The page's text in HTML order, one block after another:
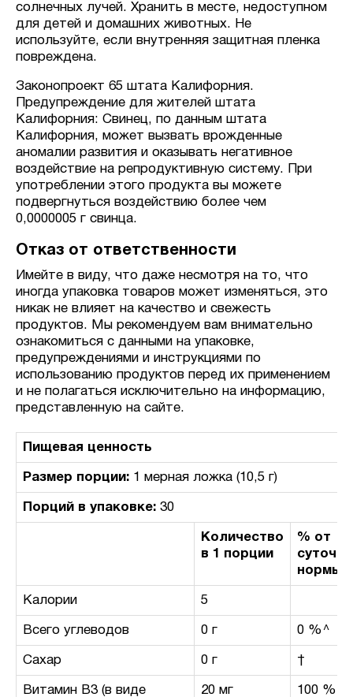
солнечных лучей. Хранить в месте, недоступном
для детей и домашних животных. Не
используйте, если внутренняя защитная пленка
повреждена.
Законопроект 65 штата Калифорния.
Предупреждение для жителей штата
Калифорния: Свинец, по данным штата
Калифорния, может вызвать врожденные
аномалии развития и оказывать негативное
воздействие на репродуктивную систему. При
употреблении этого продукта вы можете
подвергнуться воздействию более чем
0,0000005 г свинца.
Отказ от ответственности
Имейте в виду, что даже несмотря на то, что
иногда упаковка товаров может изменяться, это
никак не влияет на качество и свежесть
продуктов. Мы рекомендуем вам внимательно
ознакомиться с данными на упаковке,
предупреждениями и инструкциями по
использованию продуктов перед их применением
и не полагаться исключительно на информацию,
представленную на сайте.
Пищевая ценность
Размер порции: 1 мерная ложка (10,5 г)
Порций в упаковке: 30
Количество
в 1 порции
% от
нормы
Калории 5
Всего углеводов 0 г 0 %^
Сахар 0 г †
Витамин В3 (в виде
20 мг 100 %